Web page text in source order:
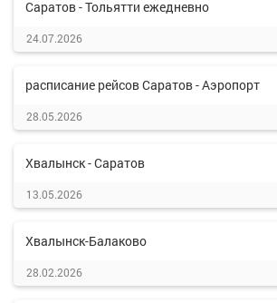
Саратов - Тольятти ежедневно
24.07.2026
расписание рейсов Саратов - Аэропорт
28.05.2026
Хвалынск - Саратов
13.05.2026
Хвалынск-Балаково
28.02.2026